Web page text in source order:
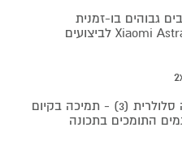
גבוהים בו-זמנית
בטכנולוגיית Xiaomi Astral Communication לביצועים
מערכת ניהול שיחות ללא קליטה סלולרית (3) - תמיכה בקיום
התומכים בתכונה